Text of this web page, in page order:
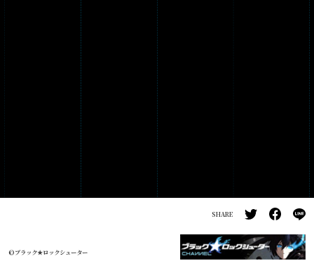
GALLERY
SHARE
©ブラック★ロックシューター